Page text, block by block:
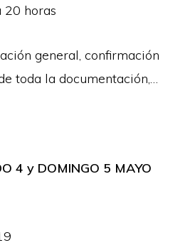
20 horas
general, confirmación
toda la documentación,…
4 y DOMINGO 5 MAYO